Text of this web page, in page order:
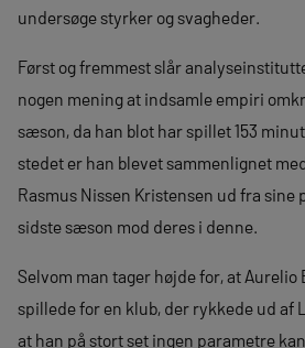
undersøge styrker og svagheder.
Først og fremmest slår
nogen mening at indsamle empiri
sæson, da han blot har spillet 153
stedet er han blevet sammenlignet
Rasmus Nissen Kristensen ud fra
sidste sæson mod deres i denne.
Selvom man tager højde for, at
spillede for en klub, der rykkede ud af
at han på stort set ingen parametre